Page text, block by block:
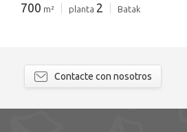
700 m² planta 2 Batak
Contacte con nosotros